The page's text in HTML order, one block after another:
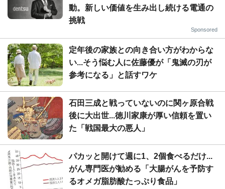
動。新しい価値を生み出し続ける電通の
挑戦
Sponsored
定年後の家族との向き合い方がわからな
い...そう悩む人に佐藤優が「鬼滅の刃が
参考になる」と話すワケ
石田三成と戦っていないのに関ヶ原合戦
後に大出世...徳川家康が厚い信頼を置い
た「戦国最大の悪人」
パカッと開けて週に1、2個食べるだけ...
がん専門医が勧める「大腸がんを予防す
るオメガ脂肪酸たっぷり食品」